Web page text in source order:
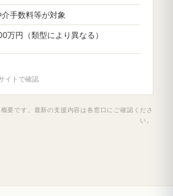
手数料等が対象
万円（類型により異なる）
イトで確認
要です。最新の支援内容は各窓口にご確認くださ
い。